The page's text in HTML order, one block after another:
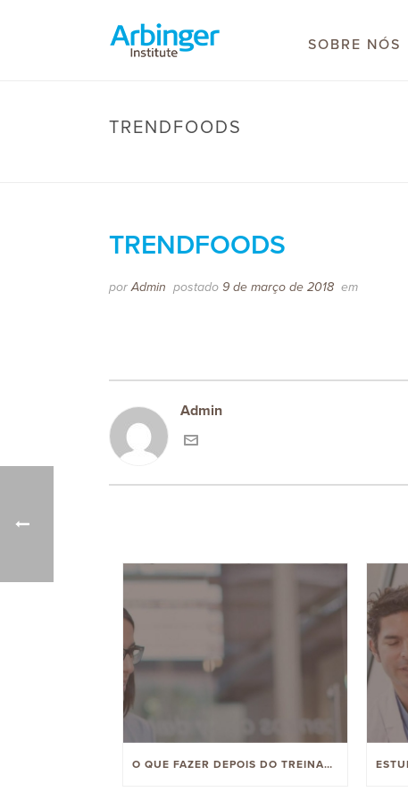
SOBRE NÓS
TRENDFOODS
TRENDFOODS
porAdmin postado 9 de março de 2018 em
Admin
O QUE FAZER DEPOIS DO TREINAMENTO DA ARBINGER?